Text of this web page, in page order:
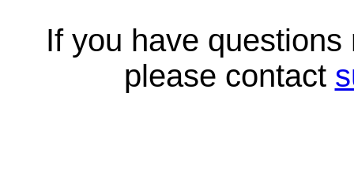
If you have
please contact